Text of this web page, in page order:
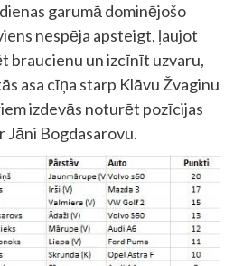
garumā dominējošo
nespēja apsteigt, ļaujot
braucienu un izcīnīt uzvaru,
asa cīņa starp Klāvu Žvaginu
izdevās noturēt pozīcijas
Jāni Bogdasarovu.